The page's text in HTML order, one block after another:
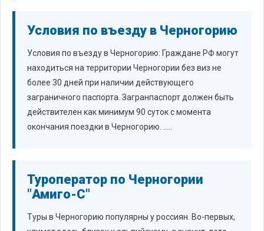
Условия по въезду в Черногорию
Условия по въезду в Черногорию: Граждане РФ могут
находиться на территории Черногории без виз не
более 30 дней при наличии действующего
заграничного паспорта. Загранпаспорт должен быть
действителен как минимум 90 суток с момента
окончания поездки в Черногорию. .....
Туроператор по Черногории
"Амиго-С"
Туры в Черногорию популярны у россиян. Во-первых,